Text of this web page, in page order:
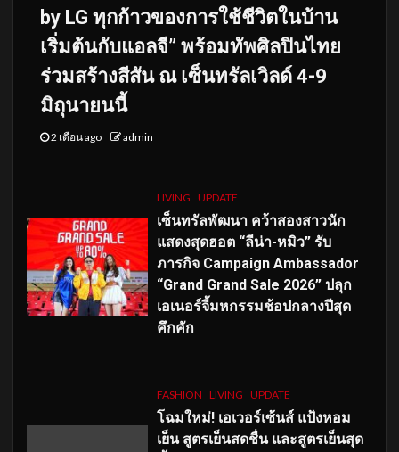
by LG ทุกก้าวของการใช้ชีวิตในบ้าน
เริ่มต้นกับแอลจี” พร้อมทัพศิลปินไทย
ร่วมสร้างสีสัน ณ เซ็นทรัลเวิลด์ 4-9
มิถุนายนนี้
2 เดือน ago admin
LIVING UPDATE
เซ็นทรัลพัฒนา คว้าสองสาวนัก
แสดงสุดฮอต “ลีน่า-หมิว” รับ
ภารกิจ Campaign Ambassador
“Grand Grand Sale 2026” ปลุก
เอเนอร์จี้มหกรรมช้อปกลางปีสุด
คึกคัก
FASHION LIVING UPDATE
โฉมใหม่! เอเวอร์เซ้นส์ แป้งหอม
เย็น สูตรเย็นสดชื่น และสูตรเย็นสุด